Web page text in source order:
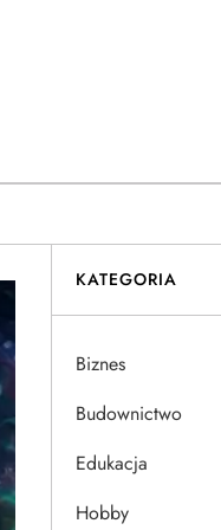
KATEGORIA
Biznes
Budownictwo
Edukacja
Hobby